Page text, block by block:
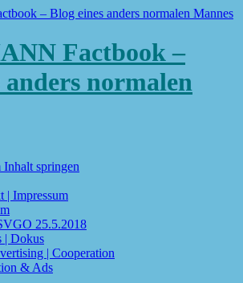
Factbook –
anders normalen
Inhalt springen
| Impressum
25.5.2018
| Dokus
| Cooperation
& Ads